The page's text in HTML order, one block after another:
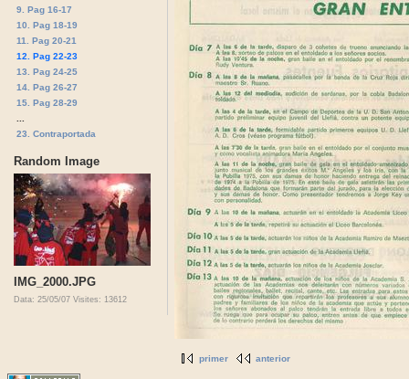
9. Pag 16-17
10. Pag 18-19
11. Pag 20-21
12. Pag 22-23
13. Pag 24-25
14. Pag 26-27
15. Pag 28-29
23. Contraportada
Random Image
IMG_2000.JPG
Data: 25/05/07 Visites: 13612
primer anterior